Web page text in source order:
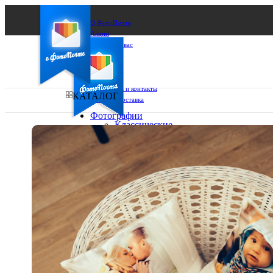
О ФотоПочте
Акции
Сделаем за вас
Бизнесу
FAQ
Франшиза
Поддержка и контакты
Оплата и доставка
Ваш город:
Ваш регион доставки
Выберите из списка:
КАТАЛОГ
Фотографии
Классические
фото
10х10
10х15
13х18
15х15
15х20
20х20
20х30
30х30
30х40
А4
Фото
в